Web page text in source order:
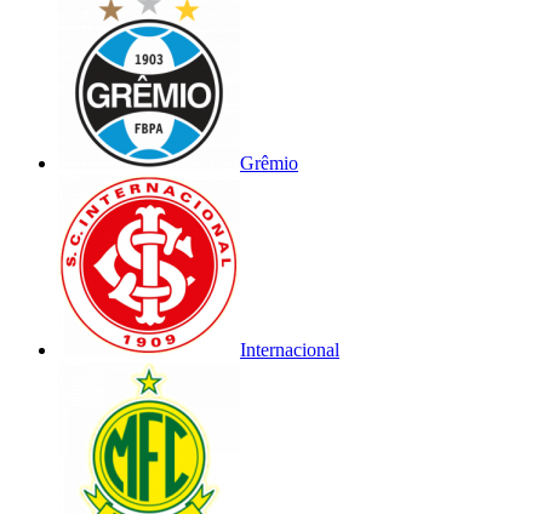
Grêmio
Internacional